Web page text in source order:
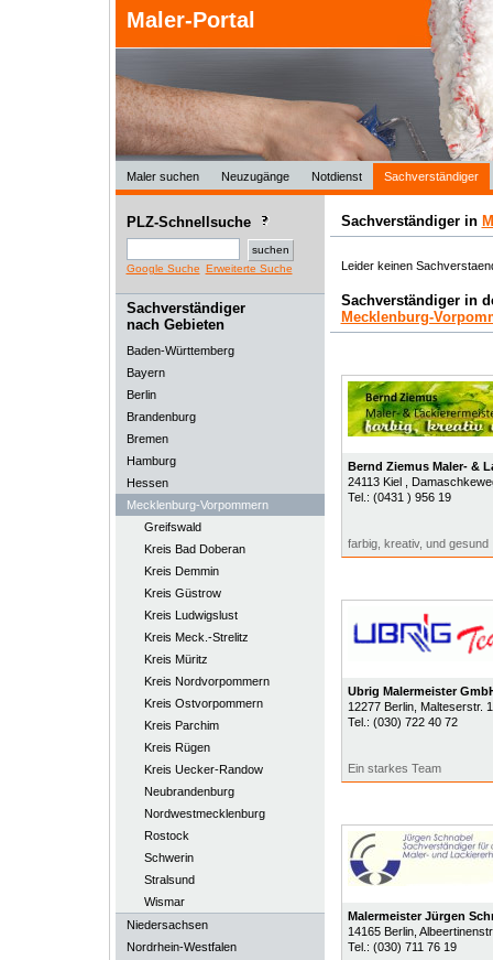
Maler-Portal
Maler suchen Neuzugänge Notdienst Sachverständiger
PLZ-Schnellsuche
Google Suche Erweiterte Suche
Sachverständiger
nach Gebieten
Baden-Württemberg
Bayern
Berlin
Brandenburg
Bremen
Hamburg
Hessen
Mecklenburg-Vorpommern
Greifswald
Kreis Bad Doberan
Kreis Demmin
Kreis Güstrow
Kreis Ludwigslust
Kreis Meck.-Strelitz
Kreis Müritz
Kreis Nordvorpommern
Kreis Ostvorpommern
Kreis Parchim
Kreis Rügen
Kreis Uecker-Randow
Neubrandenburg
Nordwestmecklenburg
Rostock
Schwerin
Stralsund
Wismar
Niedersachsen
Nordrhein-Westfalen
Sachverständiger in
Leider keinen
Sachverständiger in
Mecklenburg-
Bernd Ziemus Maler- &
24113 Kiel
,
Tel.: (0431 ) 956 19
farbig, kreativ, und gesund
Ubrig Malermeister
12277 Berlin, Malteserstr.
Tel.: (030) 722 40 72
Ein starkes Team
Malermeister Jürgen
14165 Berlin,
Tel.: (030) 711 76 19